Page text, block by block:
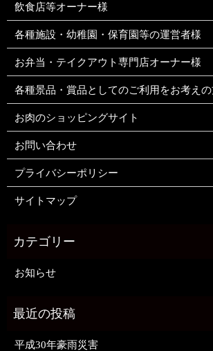
飲食店等オーナー様
各種施設・幼稚園・保育園等の運営者様
お弁当・テイクアウト専門店オーナー様
各種景品・賞品としてのご利用をお考え
お肉のショッピングサイト
お問い合わせ
プライバシーポリシー
サイトマップ
お知らせ
平成30年豪雨災害